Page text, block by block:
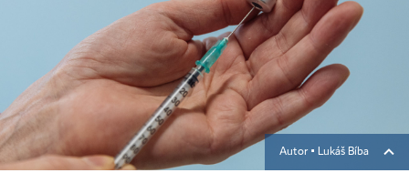
Autor ▪ Lukáš Bíba